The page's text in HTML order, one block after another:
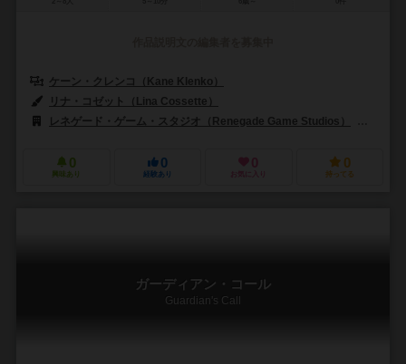
ケーン・クレンコ（Kane Klenko）
リナ・コゼット（Lina Cossette）
レネゲード・ゲーム・スタジオ（Renegade Game Studios）
0
興味あり
0
経験あり
0
お気に入り
0
持ってる
ガーディアン・コール
Guardian's Call